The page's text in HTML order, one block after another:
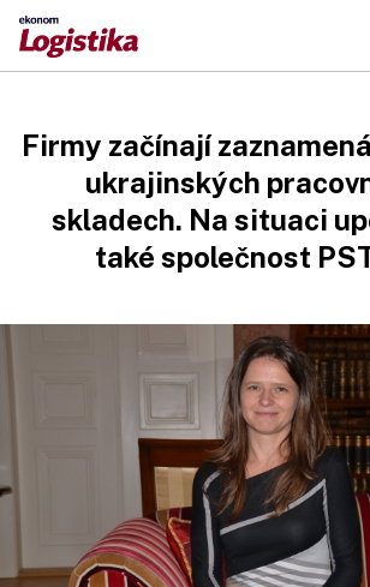
Firmy začínají
ukrajinských
skladech. Na situaci
také společnost